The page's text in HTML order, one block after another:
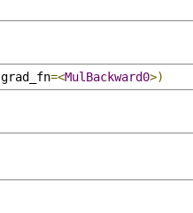
grad_fn=<MulBackward0>)